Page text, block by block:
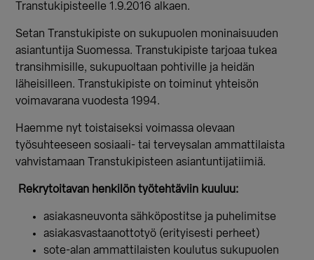
Transtukipisteelle 1.9.2016 alkaen.
Setan Transtukipiste on sukupuolen moninaisuuden
asiantuntija Suomessa. Transtukipiste tarjoaa tukea
transihmisille, sukupuoltaan pohtiville ja heidän
läheisilleen. Transtukipiste on toiminut yhteisön
voimavarana vuodesta 1994.
Haemme nyt toistaiseksi voimassa olevaan
työsuhteeseen sosiaali- tai terveysalan ammattilaista
vahvistamaan Transtukipisteen asiantuntijatiimiä.
Rekrytoitavan henkilön työtehtäviin kuuluu:
asiakasneuvonta sähköpostitse ja puhelimitse
asiakasvastaanottotyö (erityisesti perheet)
sote-alan ammattilaisten koulutus sukupuolen